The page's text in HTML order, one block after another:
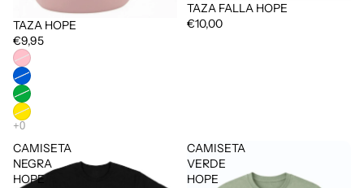
Agotado
TAZA HOPE
€9,95
TAZA FALLA HOPE
€10,00
CAMISETA
NEGRA
HOPE
CAMISETA
VERDE
HOPE